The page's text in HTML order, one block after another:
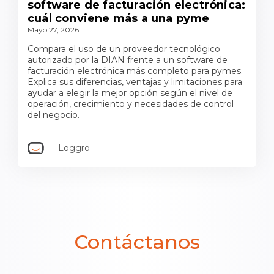
software de facturación electrónica:
cuál conviene más a una pyme
Mayo 27, 2026
Compara el uso de un proveedor tecnológico
autorizado por la DIAN frente a un software de
facturación electrónica más completo para pymes.
Explica sus diferencias, ventajas y limitaciones para
ayudar a elegir la mejor opción según el nivel de
operación, crecimiento y necesidades de control
del negocio.
Loggro
Contáctanos